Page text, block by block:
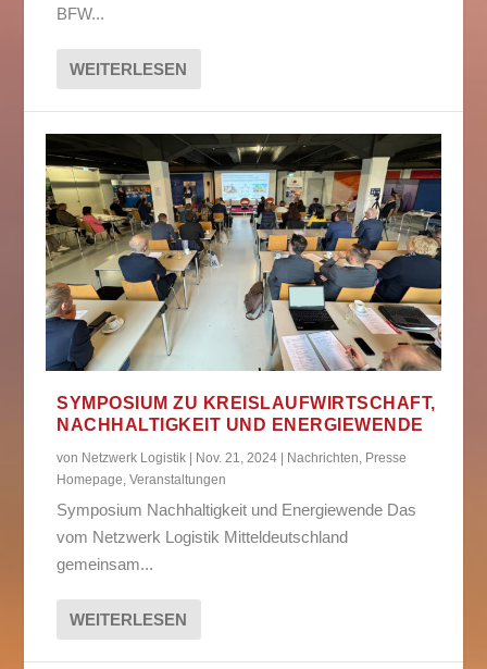
BFW...
WEITERLESEN
SYMPOSIUM ZU KREISLAUFWIRTSCHAFT,
NACHHALTIGKEIT UND ENERGIEWENDE
von Netzwerk Logistik Nov. 21, 2024 Nachrichten, Presse
Homepage,Veranstaltungen
Symposium Nachhaltigkeit und Energiewende Das
vom Netzwerk Logistik Mitteldeutschland
gemeinsam...
WEITERLESEN